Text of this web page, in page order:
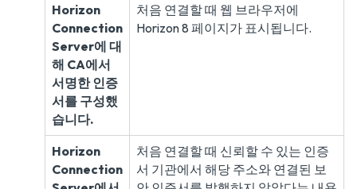
Horizon
Connection
Server에 대
해 CA에서
서명한 인증
서를 구성했
습니다.
처음 연결할 때 웹 브라우저에
Horizon 8 페이지가 표시됩니다.
Horizon
Connection
처음 연결할 때 신뢰할 수 있는 인증
서 기관에서 해당 주소와 연결된 보